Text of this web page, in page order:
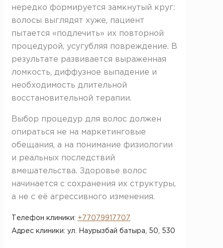
нередко формируется замкнутый круг:
волосы выглядят хуже, пациент
пытается «подлечить» их повторной
процедурой, усугубляя повреждение. В
результате развивается выраженная
ломкость, диффузное выпадение и
необходимость длительной
восстановительной терапии.
Выбор процедур для волос должен
опираться не на маркетинговые
обещания, а на понимание физиологии
и реальных последствий
вмешательства. Здоровье волос
начинается с сохранения их структуры,
а не с её агрессивного изменения.
Телефон клиники: +77079917707
Адрес клиники: ул. Наурызбай батыра, 50​, 530